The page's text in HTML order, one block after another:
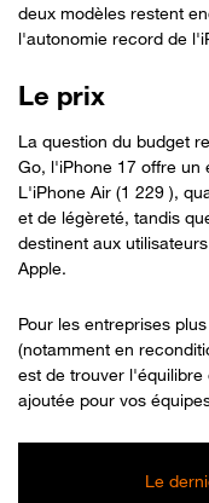
deux modèles restent
l'autonomie record de
Le prix
La question du budget
Go, l'iPhone 17 offre un
L'iPhone Air (1 229 ),
et de légèreté, tandis
destinent aux
Apple.
Pour les entreprises
(notamment en
est de trouver
ajoutée pour vos
Le